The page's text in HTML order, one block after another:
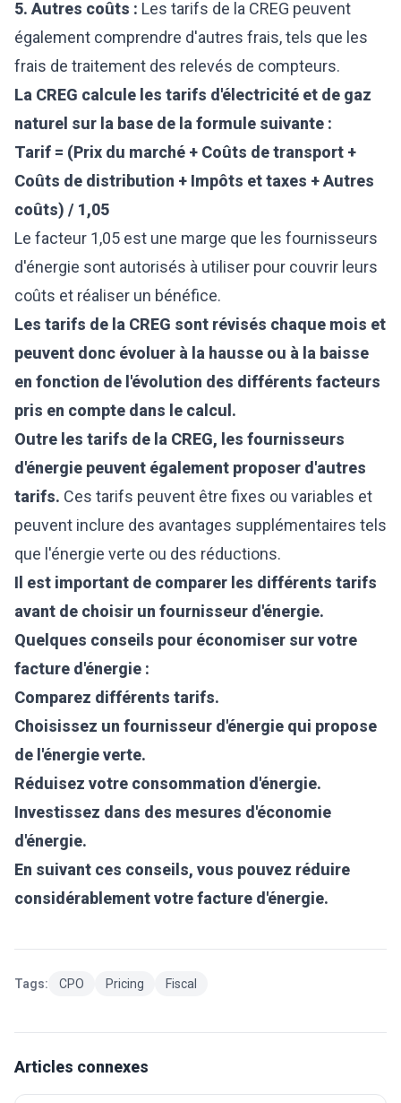
5. Autres coûts : Les tarifs de la CREG peuvent
également comprendre d'autres frais, tels que les
frais de traitement des relevés de compteurs.
La CREG calcule les tarifs d'électricité et de gaz
naturel sur la base de la formule suivante :
Tarif = (Prix du marché + Coûts de transport +
Coûts de distribution + Impôts et taxes + Autres
coûts) / 1,05
Le facteur 1,05 est une marge que les fournisseurs
d'énergie sont autorisés à utiliser pour couvrir leurs
coûts et réaliser un bénéfice.
Les tarifs de la CREG sont révisés chaque mois et
peuvent donc évoluer à la hausse ou à la baisse
en fonction de l'évolution des différents facteurs
pris en compte dans le calcul.
Outre les tarifs de la CREG, les fournisseurs
d'énergie peuvent également proposer d'autres
tarifs. Ces tarifs peuvent être fixes ou variables et
peuvent inclure des avantages supplémentaires tels
que l'énergie verte ou des réductions.
Il est important de comparer les différents tarifs
avant de choisir un fournisseur d'énergie.
Quelques conseils pour économiser sur votre
facture d'énergie :
Comparez différents tarifs.
Choisissez un fournisseur d'énergie qui propose
de l'énergie verte.
Réduisez votre consommation d'énergie.
Investissez dans des mesures d'économie
d'énergie.
En suivant ces conseils, vous pouvez réduire
considérablement votre facture d'énergie.
Tags: CPO Pricing Fiscal
Articles connexes